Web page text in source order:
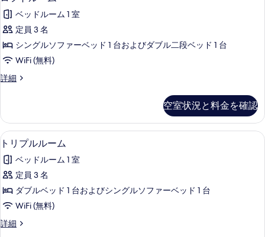
る
ベ
ッ
ド
4
人
の
す
べ
て
の
写
真
を
ー
(1
ベ
ッ
4
の
詳
細
フ
ト
ル
ー
の
べ
て
の
写
真
を
表
示
ベッドルーム 1 室
定員 3 名
シングルソファーベッド 1 台およびダブル二段ベッド 1 台
WiFi (無料)
詳細
ロ
ー
ム
の
細
空室状況と料金を確認
ト
リ
プ
ル
ル
ム
1
トリプルルーム
ベッドルーム 1 室
定員 3 名
ダブルベッド 1 台およびシングルソファーベッド 1 台
WiFi (無料)
詳細
ト